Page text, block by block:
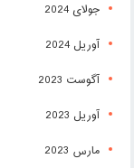
جولای 2024
آوریل 2024
آگوست 2023
آوریل 2023
مارس 2023